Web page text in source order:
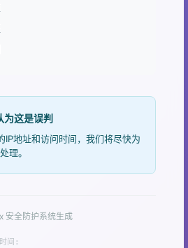
为这是误判
IP地址和访问时间，我们将尽快为
理。
安全防护系统生成
时间: